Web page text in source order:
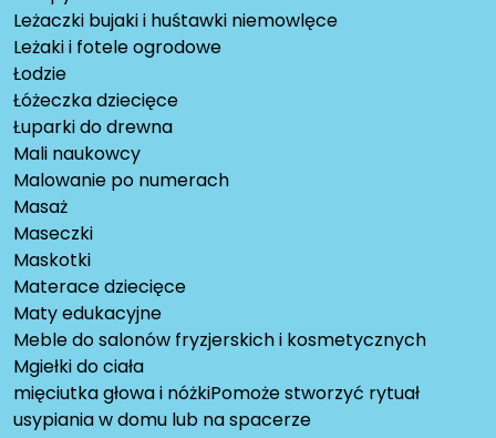
Leżaczki bujaki i huśtawki niemowlęce
Leżaki i fotele ogrodowe
Łodzie
Łóżeczka dziecięce
Łuparki do drewna
Mali naukowcy
Malowanie po numerach
Masaż
Maseczki
Maskotki
Materace dziecięce
Maty edukacyjne
Meble do salonów fryzjerskich i kosmetycznych
Mgiełki do ciała
mięciutka głowa i nóżkiPomoże stworzyć rytuał
usypiania w domu lub na spacerze